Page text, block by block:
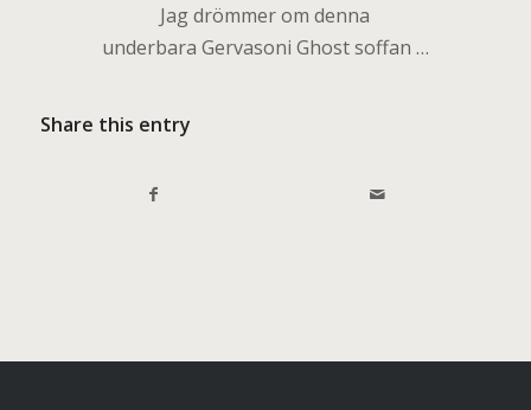
Jag drömmer om denna
underbara Gervasoni Ghost soffan …
Share this entry